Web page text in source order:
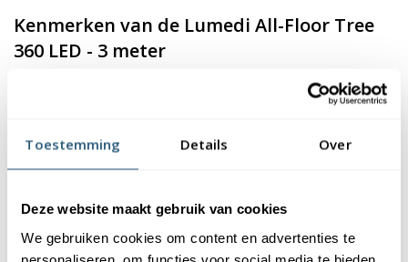
Toestemming Details Over
Deze website maakt gebruik van cookies
We gebruiken cookies om content en advertenties te
personaliseren, om functies voor social media te bieden
Kenmerken van de Lumedi All-Floor Tree
360 LED - 3 meter
De Lumedi kerstverlichting wordt geleverd inclusief een deelbare
geeft prachtig warm wit licht en is voorzien van diverse
unieke functies. Hieronder vind je een overzicht van alle functies:
Te bedienen met een afstandsbediening